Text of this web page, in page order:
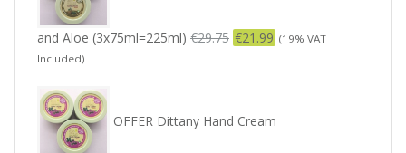
and Aloe (3x75ml=225ml) €29.75 €21.99 (19% VAT
Included)
OFFER Dittany Hand Cream